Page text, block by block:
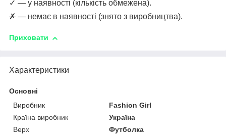
✓ — у наявності (кількість обмежена).
✗ — немає в наявності (знято з виробництва).
Приховати
Характеристики
Основні
Виробник
Fashion Girl
Країна виробник
Україна
Верх
Футболка